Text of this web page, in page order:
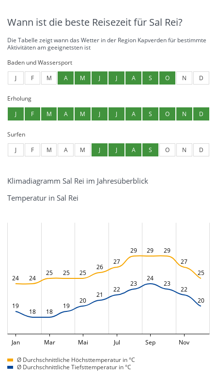
Wann ist die beste Reisezeit für Sal Rei?
Die Tabelle zeigt wann das Wetter in der Region Kapverden für bestimmte
Aktivitäten am geeignetsten ist
Baden und Wassersport
J
F M A M J J A S O N D
Erholung
J
F M A M J J A S O N D
Surfen
J
F M A M J J A S O N D
Klimadiagramm Sal Rei im Jahresüberblick
Temperatur in Sal Rei
24 24
25 25 25
26
27
29 29
29
27
25
19
18 18
19
20
21
22
23
24
23
22
20
Jan Mar Mai Jul Sep Nov
Ø Durchschnittliche Höchsttemperatur in °C
Ø Durchschnittliche Tiefsttemperatur in °C